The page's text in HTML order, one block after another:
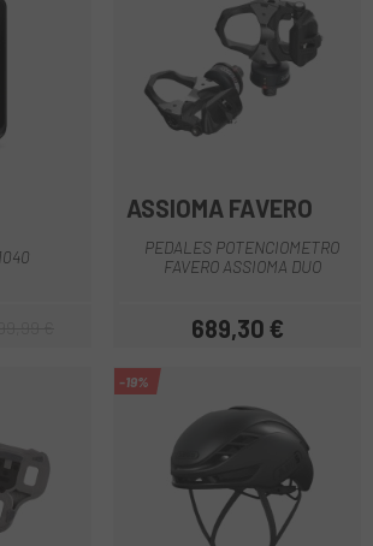
regular
ASSIOMA FAVERO
PEDALES POTENCIOMETRO
FAVERO ASSIOMA DUO
Precio
689,30 €
-19%